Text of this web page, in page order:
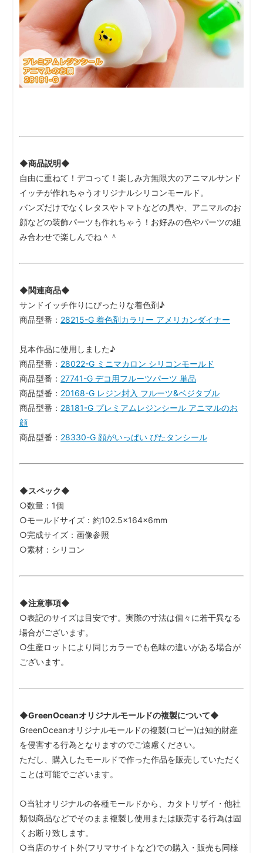
◆商品説明◆
自由に重ねて！デコって！楽しみ方無限大のアニマルサンド
イッチが作れちゃうオリジナルシリコンモールド。
バンズだけでなくレタスやトマトなどの具や、アニマルのお
顔などの装飾パーツも作れちゃう！お好みの色やパーツの組
み合わせで楽しんでね＾＾
◆関連商品◆
サンドイッチ作りにぴったりな着色剤♪
商品型番： 28215-G 着色剤カラリー アメリカンダイナー
見本作品に使用しました♪
商品型番： 28022-G ミニマカロン シリコンモールド
商品型番： 27741-G デコ用フルーツパーツ 単品
商品型番： 20168-G レジン封入 フルーツ&ベジタブル
商品型番： 28181-G プレミアムレジンシール アニマルのお
顔
商品型番： 28330-G 顔がいっぱい ぴたタンシール
◆スペック◆
○数量：1個
○モールドサイズ：約102.5×164×6mm
○完成サイズ：画像参照
○素材：シリコン
◆注意事項◆
○表記のサイズは目安です。実際の寸法は個々に若干異なる
場合がございます。
○生産ロットにより同じカラーでも色味の違いがある場合が
ございます。
◆GreenOceanオリジナルモールドの複製について◆
GreenOceanオリジナルモールドの複製(コピー)は知的財産
を侵害する行為となりますのでご遠慮ください。
ただし、購入したモールドで作った作品を販売していただく
ことは可能でございます。
○当社オリジナルの各種モールドから、カタトリザイ・他社
類似商品などでそのまま複製し使用または販売する行為は固
くお断り致します。
○当店のサイト外(フリマサイトなど)での購入・販売も同様